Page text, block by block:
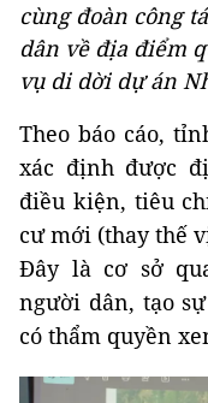
cùng đoàn công
dân về địa điểm
vụ di dời dự án
Theo báo cáo,
xác định được
điều kiện, tiêu
cư mới (thay thế
Đây là cơ sở
người dân, tạo
có thẩm quyền